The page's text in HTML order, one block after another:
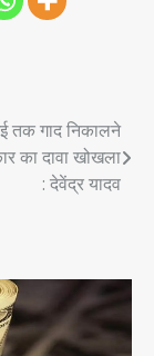
तक गाद निकालने
का दावा खोखला
: देवेंद्र यादव